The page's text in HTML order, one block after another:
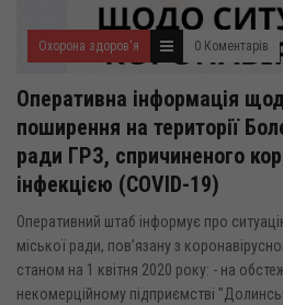
Охорона здоров'я 0 Коментарів
Оперативна інформація
поширення на території
ради ГРЗ, спричиненого
інфекцією (COVID-19)
Оперативний штаб інформує про
міської ради, пов’язану з
станом на 1 квітня 2020 року: - на
некомерційному підприємстві